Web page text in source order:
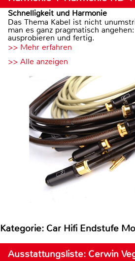
Schnelligkeit und Harmonie
Das Thema Kabel ist nicht
man es ganz pragmatisch
ausprobieren und fertig.
>> Mehr erfahren
>> Alle anzeigen
Kategorie: Car Hifi Endstufe
Ausstattungsliste: Cerwin